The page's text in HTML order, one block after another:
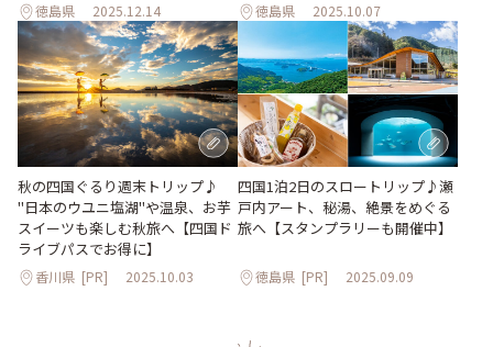
徳島県 2025.12.14 徳島県 2025.10.07
秋の四国ぐるり週末トリップ♪
"日本のウユニ塩湖"や温泉、お芋
スイーツも楽しむ秋旅へ【四国ド
ライブパスでお得に】
香川県 [PR] 2025.10.03
四国1泊2日のスロートリップ♪瀬
戸内アート、秘湯、絶景をめぐる
旅へ【スタンプラリーも開催中】
徳島県 [PR] 2025.09.09